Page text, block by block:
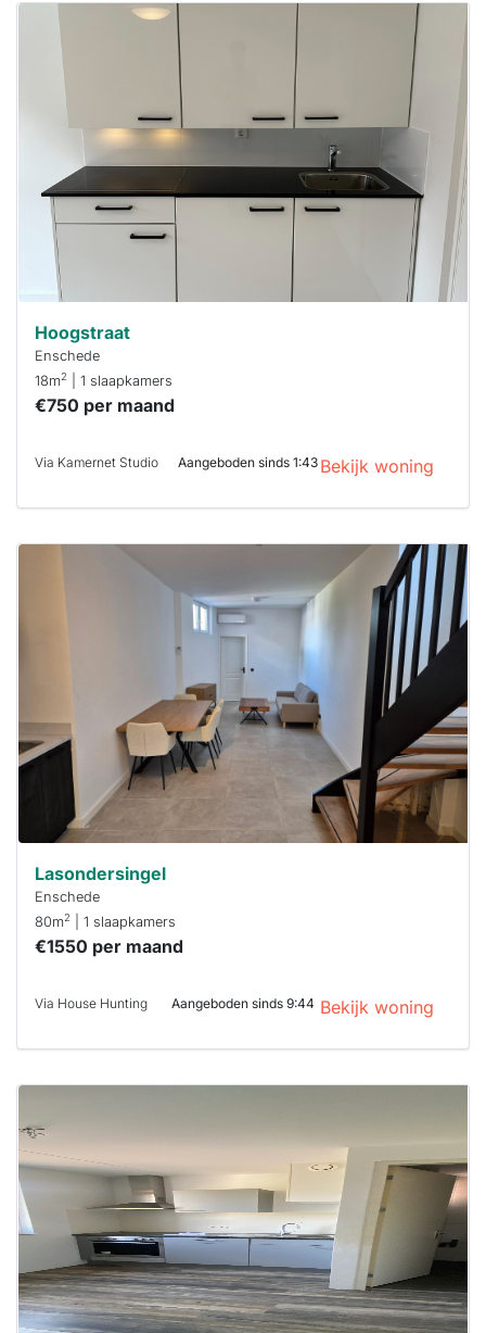
binnen 15
minuten
Stekkies helpt
je hierbij!
Hoogstraat
Enschede
18m2 | 1 slaapkamers
€750 per maand
Via Kamernet Studio Aangeboden sinds 1:43 Bekijk woning
Stekkies helpt
je hierbij!
Lasondersingel
Enschede
80m2 | 1 slaapkamers
€1550 per maand
Via House Hunting Aangeboden sinds 9:44 Bekijk woning
al verhuurd
Om kans te
maken moet je
binnen 15
reageren.
Stekkies helpt
je hierbij!